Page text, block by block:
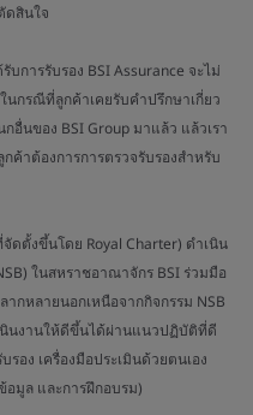
ดสินใจ
การรับรอง BSI Assurance จะไม่
นกรณีที่ลูกค้าเคยรับคำปรึกษาเกี่ยว
อื่นของ BSI Group มาแล้ว แล้วเรา
ค้าต้องการการตรวจรับรองสำหรับ
ดตั้งขึ้นโดย Royal Charter) ดำเนิน
ในสหราชอาณาจักร BSI ร่วมมือ
กหลายนอกเหนือจากกิจกรรม NSB
นินงานให้ดีขึ้นได้ผ่านแนวปฏิบัติที่ดี
อง เครื่องมือประเมินด้วยตนเอง
ล และการฝึกอบรม)